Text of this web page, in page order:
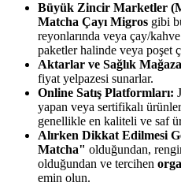
Büyük Zincir Marketler
Matcha Çayı Migros gibi
reyonlarında veya çay/
paketler halinde veya poşet
Aktarlar ve Sağlık
fiyat yelpazesi sunarlar.
Online Satış Platformları:
yapan veya sertifikalı
genellikle en kaliteli ve saf
Alırken Dikkat Edilmesi
Matcha" olduğundan,
olduğundan ve tercihen
emin olun.